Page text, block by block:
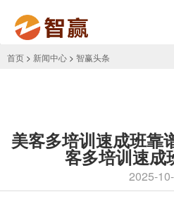
首页 > 新闻中心 > 智赢头条
美客多培训速成班靠
客多培训速成
2025-